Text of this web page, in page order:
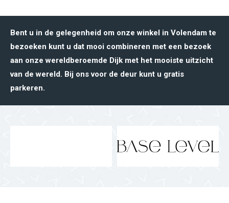
Bent u in de gelegenheid om onze winkel in Volendam te
bezoeken kunt u dat mooi combineren met een bezoek
aan onze wereldberoemde Dijk met het mooiste uitzicht
van de wereld. Bij ons voor de deur kunt u gratis
parkeren.